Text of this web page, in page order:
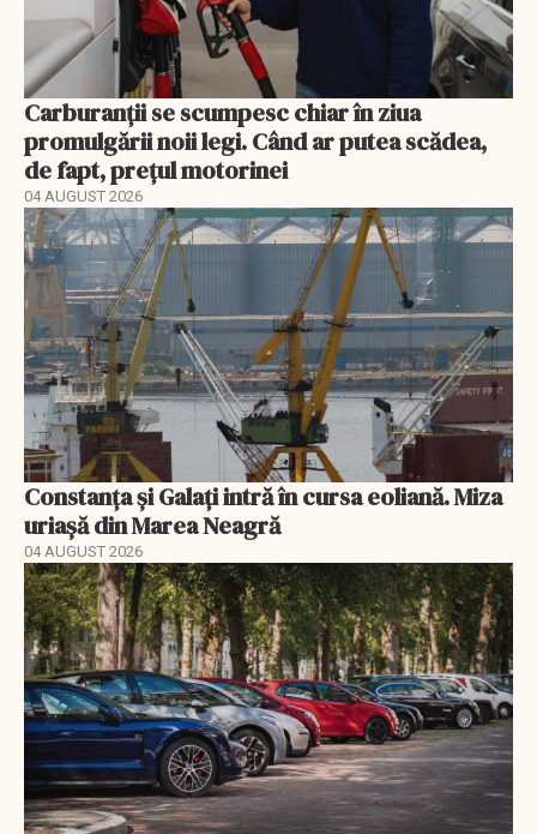
Carburanții se scumpesc chiar în ziua
promulgării noii legi. Când ar putea scădea,
de fapt, prețul motorinei
04 AUGUST 2026
Constanța și Galați intră în cursa eoliană. Miza
uriașă din Marea Neagră
04 AUGUST 2026